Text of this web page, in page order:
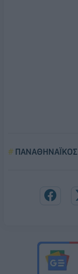
ΠΑΝΑΘΗΝΑΪΚΟΣ